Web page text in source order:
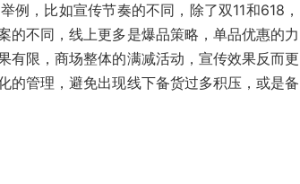
例，比如宣传节奏的不同，除了双11和618，
的不同，线上更多是爆品策略，单品优惠的力
有限，商场整体的满减活动，宣传效果反而更
的管理，避免出现线下备货过多积压，或是备